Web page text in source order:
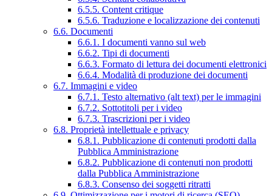
6.5.5. Content critique
6.5.6. Traduzione e localizzazione dei contenuti
6.6. Documenti
6.6.1. I documenti vanno sul web
6.6.2. Tipi di documenti
6.6.3. Formato di lettura dei documenti elettronici
6.6.4. Modalità di produzione dei documenti
6.7. Immagini e video
6.7.1. Testo alternativo (alt text) per le immagini
6.7.2. Sottotitoli per i video
6.7.3. Trascrizioni per i video
6.8. Proprietà intellettuale e privacy
6.8.1. Pubblicazione di contenuti prodotti dalla
Pubblica Amministrazione
6.8.2. Pubblicazione di contenuti non prodotti
dalla Pubblica Amministrazione
6.8.3. Consenso dei soggetti ritratti